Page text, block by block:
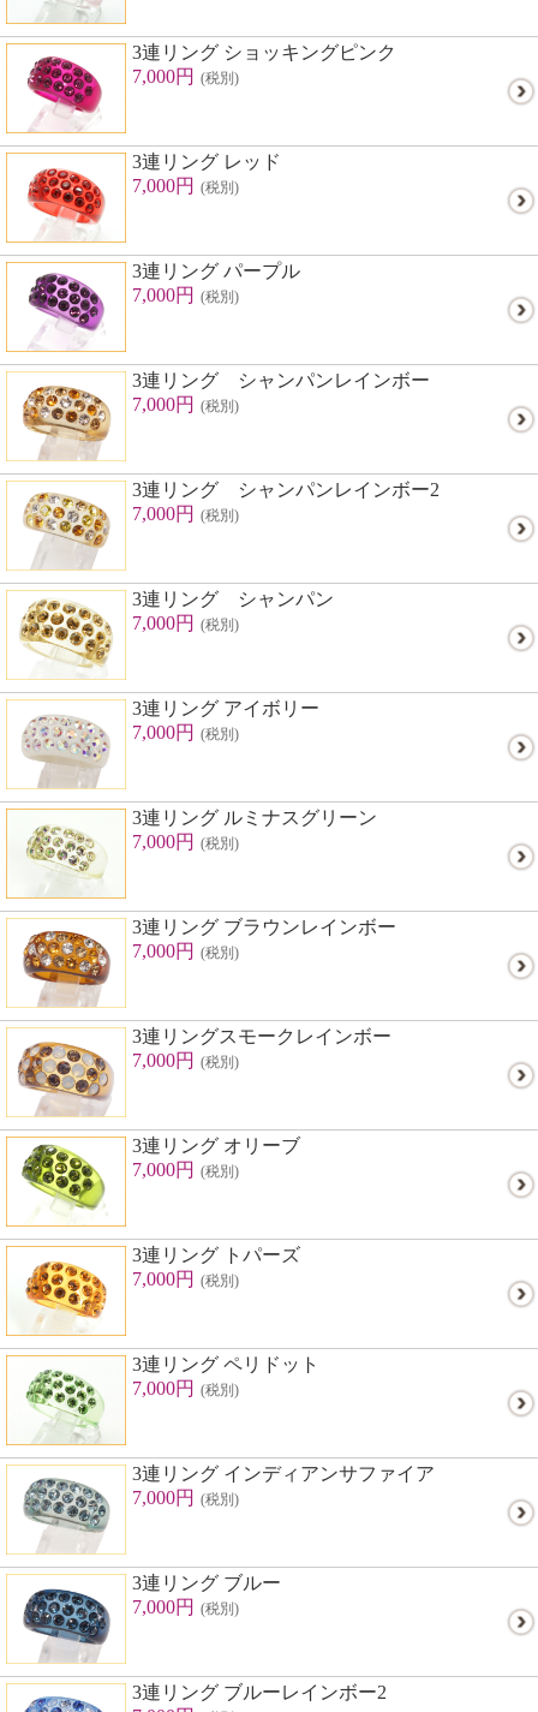
3連リング ショッキングピンク
7,000円 (税別)
3連リング レッド
7,000円 (税別)
3連リング パープル
7,000円 (税別)
3連リング シャンパンレインボー
7,000円 (税別)
3連リング シャンパンレインボー2
7,000円 (税別)
3連リング シャンパン
7,000円 (税別)
3連リング アイボリー
7,000円 (税別)
3連リング ルミナスグリーン
7,000円 (税別)
3連リング ブラウンレインボー
7,000円 (税別)
3連リングスモークレインボー
7,000円 (税別)
3連リング オリーブ
7,000円 (税別)
3連リング トパーズ
7,000円 (税別)
3連リング ペリドット
7,000円 (税別)
3連リング インディアンサファイア
7,000円 (税別)
3連リング ブルー
7,000円 (税別)
3連リング ブルーレインボー2